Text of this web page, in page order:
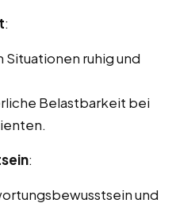
:
Situationen ruhig und
Belastbarkeit bei
:
und